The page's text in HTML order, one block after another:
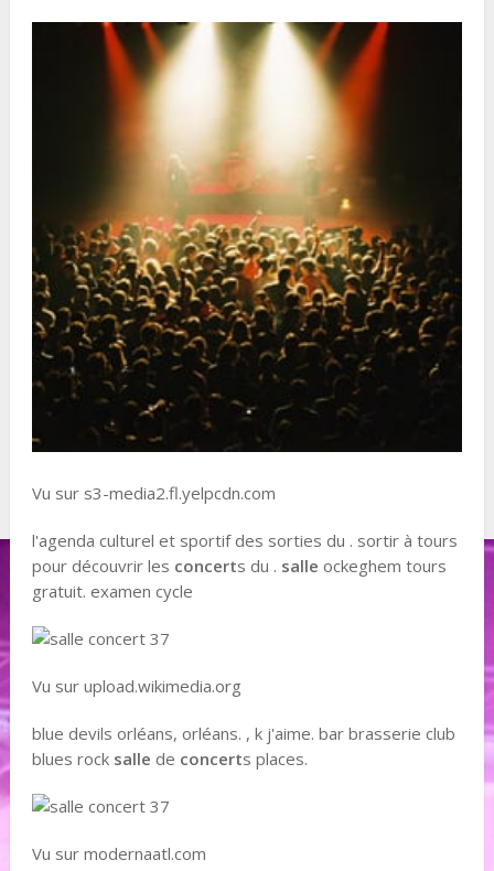
Vu sur s3-media2.fl.yelpcdn.com
l'agenda culturel et sportif des sorties du . sortir à tours
pour découvrir les concerts du . salle ockeghem tours
gratuit. examen cycle
Vu sur upload.wikimedia.org
blue devils orléans, orléans. , k j'aime. bar brasserie club
blues rock salle de concerts places.
Vu sur modernaatl.com